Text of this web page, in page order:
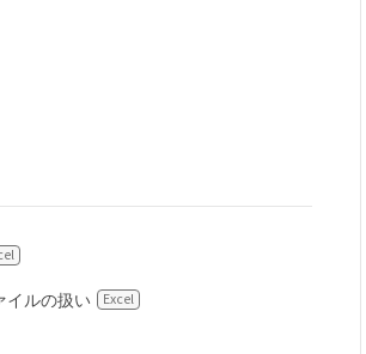
イルの扱い Excel